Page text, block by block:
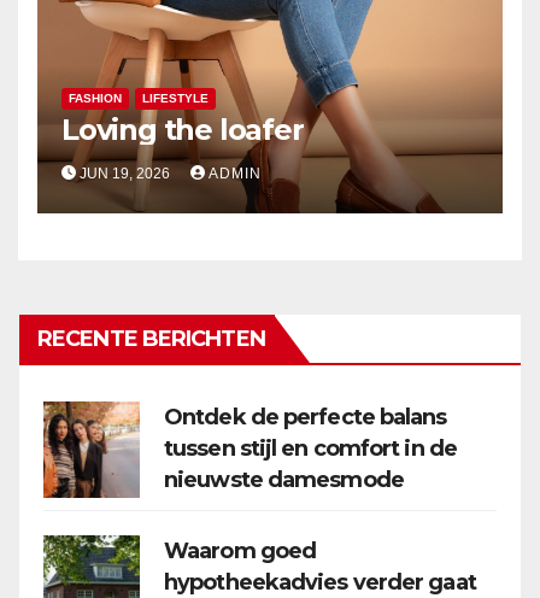
FASHION LIFESTYLE
Loving the loafer
JUN 19, 2026 ADMIN
RECENTE BERICHTEN
Ontdek de perfecte balans
tussen stijl en comfort in de
nieuwste damesmode
Waarom goed
hypotheekadvies verder gaat